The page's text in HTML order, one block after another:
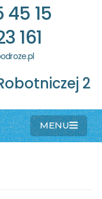
45 15
161
2
MENU